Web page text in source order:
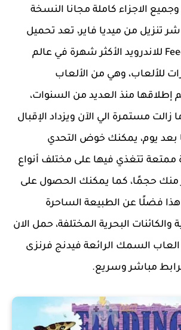
وجميع الاجزاء كاملة مجانا النسخة
تنزيل من ميديا فاير، تعد تحميل
لعبة Feeding Frenzy للاندرويد الأكثر شهرة في عالم
للألعاب، وهي من الألعاب
إطلاقها منذ العديد من السنوات،
زالت مستمرة الي الآن ويزداد الإقبال
بعد يوم، يمكنك خوض التحدي
ممتعة تتغذي فيها على مختلف أنواع
منك حجمًا، كما يمكنك الحصول على
هذا فضلًا عن الطبيعة الساحرة
البحرية المختلفة، حمل الان
العاب السمك الرائعة فيدنج فرنزى